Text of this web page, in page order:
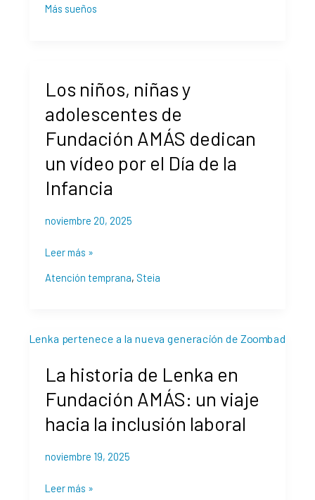
de
Más sueños
Los niños, niñas y
adolescentes de
Fundación AMÁS dedican
un vídeo por el Día de la
Infancia
noviembre 20, 2025
niños,
y
adolescentes
Fundación
AMÁS
un
por
el
Infancia
Leer más »
Atención temprana, Steia
La historia de Lenka en
Fundación AMÁS: un viaje
hacia la inclusión laboral
noviembre 19, 2025
La
de
en
Fundación
un
hacia
Leer más »